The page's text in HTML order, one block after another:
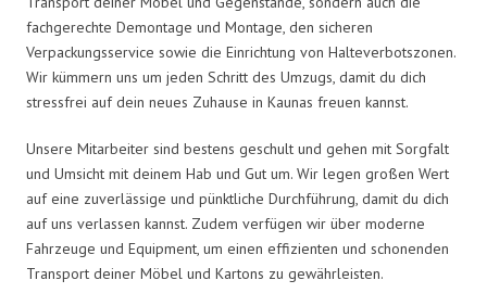
fachgerechte Demontage und Montage, den sicheren
Verpackungsservice sowie die Einrichtung von Halteverbotszonen.
Wir kümmern uns um jeden Schritt des Umzugs, damit du dich
stressfrei auf dein neues Zuhause in Kaunas freuen kannst.
Unsere Mitarbeiter sind bestens geschult und gehen mit Sorgfalt
und Umsicht mit deinem Hab und Gut um. Wir legen großen Wert
auf eine zuverlässige und pünktliche Durchführung, damit du dich
auf uns verlassen kannst. Zudem verfügen wir über moderne
Fahrzeuge und Equipment, um einen effizienten und schonenden
Transport deiner Möbel und Kartons zu gewährleisten.